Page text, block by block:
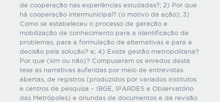
de cooperação nas experiências estudadas?; 2) Por que
há cooperação intermunicipal? (o motivo da ação); 3)
Como se estabeleceu o processo de geração e
mobilização de conhecimento para a identificação de
problemas, para a formulação de alternativas e para a
decisão pela solução? e; 4) Existe gestão metropolitana?
Por que (sim ou não)? Compuseram os enredos desta
tese as narrativas auferidas por meio de entrevistas
abertas, de registros (produzidos por variados institutos
e centros de pesquisa – IBGE, IPARDES e Observatório
das Metrópoles) e oriundas de documentos e da revisão